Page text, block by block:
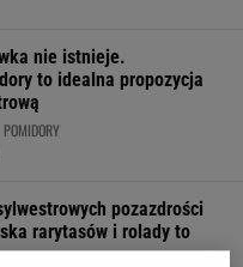
nie istnieje.
to idealna propozycja
POMIDORY
pozazdrości
rarytasów i rolady to